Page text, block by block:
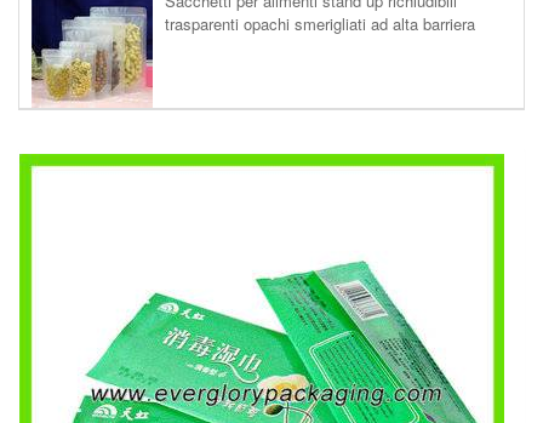
trasparenti opachi smerigliati ad alta barriera